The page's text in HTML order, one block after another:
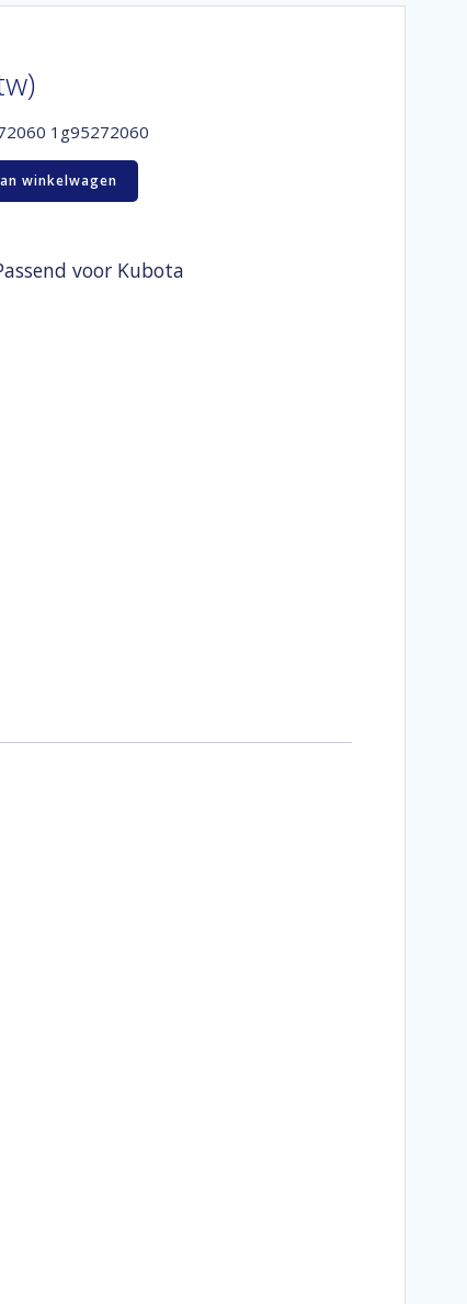
1g95272060
winkelwagen
voor Kubota